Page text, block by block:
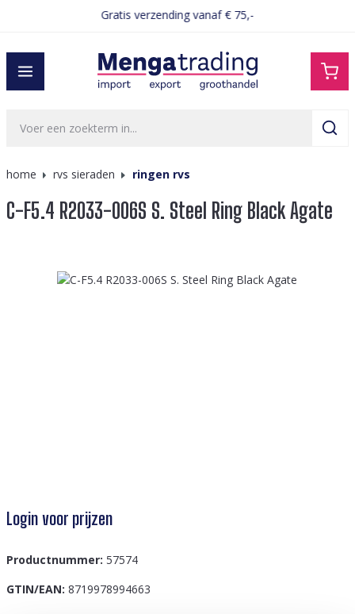
Gratis verzending vanaf € 75,-
home rvs sieraden ringen rvs
C-F5.4 R2033-006S S. Steel Ring Black Agate
Afbeeldingengalerij overslaan
Login voor prijzen
Productnummer: 57574
GTIN/EAN: 8719978994663